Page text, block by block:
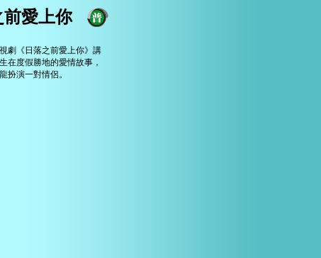
前愛上你
劇《日落之前愛上你》講
在度假勝地的愛情故事，
扮演一對情侶。